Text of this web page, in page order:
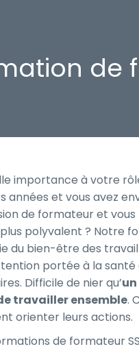
de
importance à votre
années et vous avez
de formateur et
polyvalent ? Notre
du bien-être des
portée à la
Difficile de nier qu’
travailler ensemble.
orienter leurs actions.
de formateur